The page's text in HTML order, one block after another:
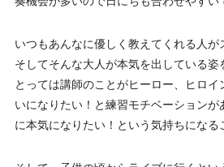
いつもあんなに優しく教えてくれる人が
そしてそんな大人が本気を出している姿
とっては講師のことがヒーロー、ヒロ
いになりたい！と練習モチベーション
に本気になりたい！という気持ちになる